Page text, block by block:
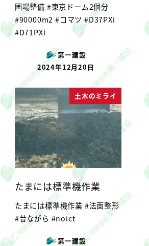
圃場整備 #東京ドーム2個分
#90000m2 #コマツ #D37PXi
#D71PXi
第一建設
投稿日
2024年12月20日
土木のミライ
たまには標準機作業
たまには標準機作業 #法面整形
#昔ながら #noict
第一建設